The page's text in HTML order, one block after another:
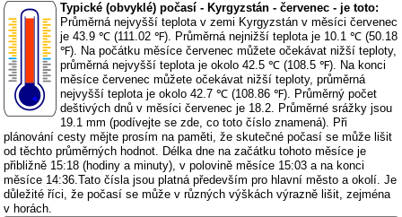
Typické (obvyklé) počasí - Kyrgyzstán - červenec - je toto:
Průměrná nejvyšší teplota v zemi Kyrgyzstán v měsíci červenec
je 43.9 ℃ (111.02 ℉). Průměrná nejnižší teplota je 10.1 ℃ (50.18
℉). Na počátku měsíce červenec můžete očekávat nižší teploty,
průměrná nejvyšší teplota je okolo 42.5 ℃ (108.5 ℉). Na konci
měsíce červenec můžete očekávat nižší teploty, průměrná
nejvyšší teplota je okolo 42.7 ℃ (108.86 ℉). Průměrný počet
deštivých dnů v měsíci červenec je 18.2. Průměrné srážky jsou
19.1 mm (podívejte se zde, co toto číslo znamená). Při
plánování cesty mějte prosím na paměti, že skutečné počasí se může lišit
od těchto průměrných hodnot. Délka dne na začátku tohoto měsíce je
přibližně 15:18 (hodiny a minuty), v polovině měsíce 15:03 a na konci
měsíce 14:36.Tato čísla jsou platná především pro hlavní město a okolí. Je
důležité říci, že počasí se může v různých výškách výrazně lišit, zejména
v horách.